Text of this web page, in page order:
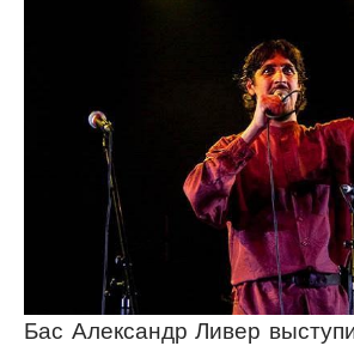
Бас Александр Ливер